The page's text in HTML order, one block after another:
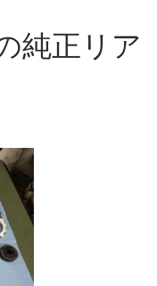
純正リア